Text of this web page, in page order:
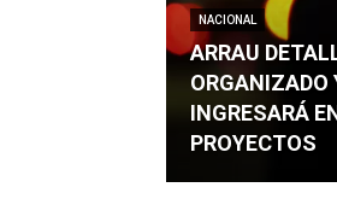
NACIONAL
ARRAU
ORGANIZADO
INGRESARÁ
PROYECTOS